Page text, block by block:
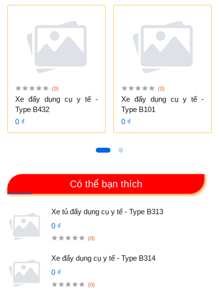
Có thể bạn thích
Xe tủ đẩy dụng cụ y tế - Type B313
0 ₫
(0)
Xe đẩy dụng cụ y tế - Type B314
0 ₫
(0)
(0)
Xe đẩy dụng cụ y tế -
Type B432
0 ₫
(0)
Xe đẩy dụng cụ y tế -
Type B101
0 ₫